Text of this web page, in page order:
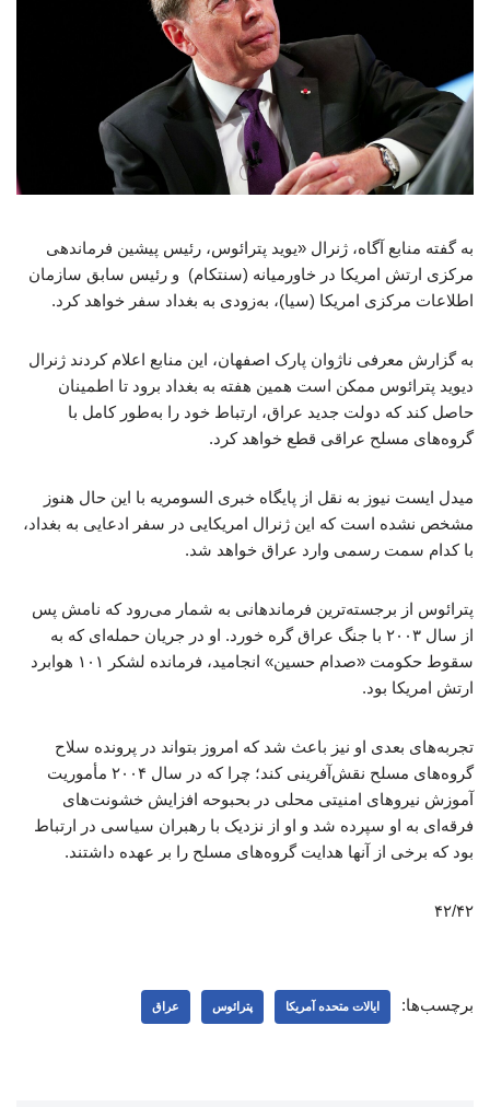
به گفته منابع آگاه، ژنرال «یوید پترائوس، رئیس پیشین فرماندهی
مرکزی ارتش امریکا در خاورمیانه (سنتکام) و رئیس سابق سازمان
اطلاعات مرکزی امریکا (سیا)، به‌زودی به بغداد سفر خواهد کرد.
به گزارش معرفی ناژوان پارک اصفهان، این منابع اعلام کردند ژنرال
دیوید پترائوس ممکن است همین هفته به بغداد برود تا اطمینان
حاصل کند که دولت جدید عراق، ارتباط خود را به‌طور کامل با
گروه‌های مسلح عراقی قطع خواهد کرد.
میدل ایست نیوز به نقل از پایگاه خبری السومریه با این حال هنوز
مشخص نشده است که این ژنرال امریکایی در سفر ادعایی به بغداد،
با کدام سمت رسمی وارد عراق خواهد شد.
پترائوس از برجسته‌ترین فرماندهانی به شمار می‌رود که نامش پس
از سال ۲۰۰۳ با جنگ عراق گره خورد. او در جریان حمله‌ای که به
سقوط حکومت «صدام حسین» انجامید، فرمانده لشکر ۱۰۱ هوابرد
ارتش امریکا بود.
تجربه‌های بعدی او نیز باعث شد که امروز بتواند در پرونده سلاح
گروه‌های مسلح نقش‌آفرینی کند؛ چرا که در سال ۲۰۰۴ مأموریت
آموزش نیروهای امنیتی محلی در بحبوحه افزایش خشونت‌های
فرقه‌ای به او سپرده شد و او از نزدیک با رهبران سیاسی‌ در ارتباط
بود که برخی از آنها هدایت گروه‌های مسلح را بر عهده داشتند.
۴۲/۴۲
برچسب‌ها: ایالات متحده آمریکا پترائوس عراق